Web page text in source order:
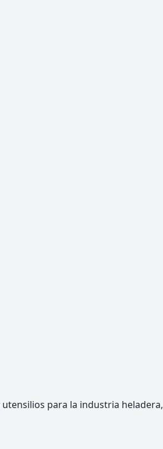
para la industria heladera,